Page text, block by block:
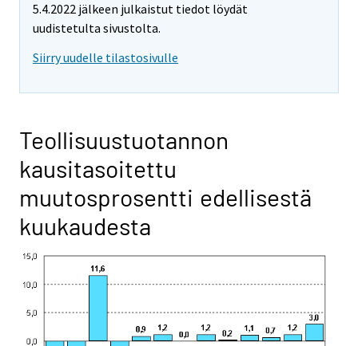
5.4.2022 jälkeen julkaistut tiedot löydät
uudistetulta sivustolta.
Siirry uudelle tilastosivulle
Teollisuustuotannon
kausitasoitettu
muutosprosentti edellisestä
kuukaudesta